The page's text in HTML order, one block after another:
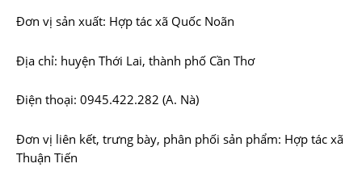
Đơn vị sản xuất: Hợp tác xã Quốc Noãn
Địa chỉ: huyện Thới Lai, thành phố Cần Thơ
Điện thoại: 0945.422.282 (A. Nà)
Đơn vị liên kết, trưng bày, phân phối sản phẩm: Hợp tác xã
Thuận Tiến